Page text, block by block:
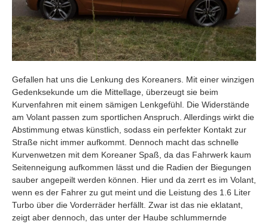
Gefallen hat uns die Lenkung des Koreaners. Mit einer winzigen
Gedenksekunde um die Mittellage, überzeugt sie beim
Kurvenfahren mit einem sämigen Lenkgefühl. Die Widerstände
am Volant passen zum sportlichen Anspruch. Allerdings wirkt die
Abstimmung etwas künstlich, sodass ein perfekter Kontakt zur
Straße nicht immer aufkommt. Dennoch macht das schnelle
Kurvenwetzen mit dem Koreaner Spaß, da das Fahrwerk kaum
Seitenneigung aufkommen lässt und die Radien der Biegungen
sauber angepeilt werden können. Hier und da zerrt es im Volant,
wenn es der Fahrer zu gut meint und die Leistung des 1.6 Liter
Turbo über die Vorderräder herfällt. Zwar ist das nie eklatant,
zeigt aber dennoch, das unter der Haube schlummernde